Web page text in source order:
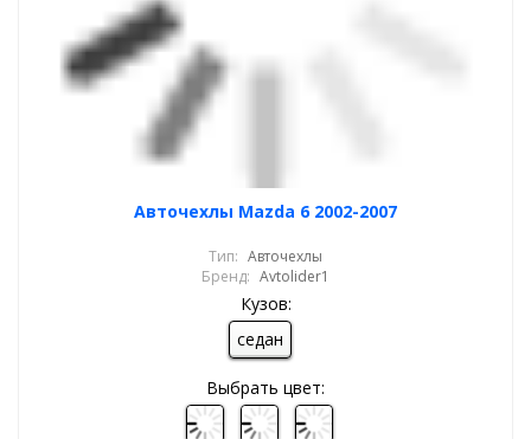
Авточехлы Mazda 6 2002-2007
Тип: Авточехлы
Бренд: Avtolider1
Кузов:
седан
Выбрать цвет: